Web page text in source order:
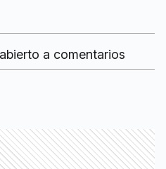
a comentarios